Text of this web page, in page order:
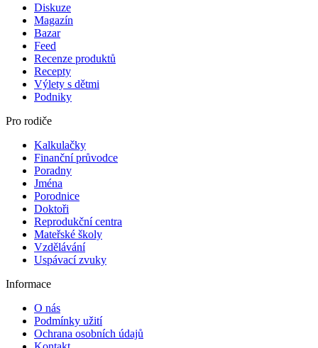
Diskuze
Magazín
Bazar
Feed
Recenze produktů
Recepty
Výlety s dětmi
Podniky
Pro rodiče
Kalkulačky
Finanční průvodce
Poradny
Jména
Porodnice
Doktoři
Reprodukční centra
Mateřské školy
Vzdělávání
Uspávací zvuky
Informace
O nás
Podmínky užití
Ochrana osobních údajů